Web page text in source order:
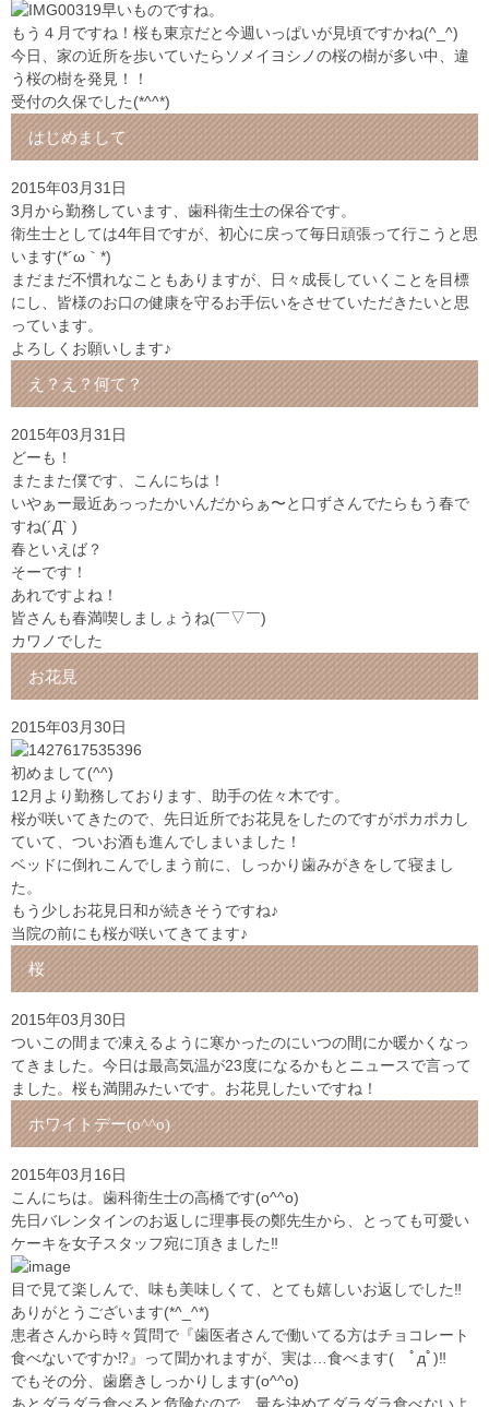
早いものですね。
もう４月ですね！桜も東京だと今週いっぱいが見頃ですかね(^_^)
今日、家の近所を歩いていたらソメイヨシノの桜の樹が多い中、違
う桜の樹を発見！！
受付の久保でした(*^^*)
はじめまして
2015年03月31日
3月から勤務しています、歯科衛生士の保谷です。
衛生士としては4年目ですが、初心に戻って毎日頑張って行こうと思
います(*´ω｀*)
まだまだ不慣れなこともありますが、日々成長していくことを目標
にし、皆様のお口の健康を守るお手伝いをさせていただきたいと思
っています。
よろしくお願いします♪
え？え？何て？
2015年03月31日
どーも！
またまた僕です、こんにちは！
いやぁー最近あっったかいんだからぁ〜と口ずさんでたらもう春で
すね(´Д` )
春といえば？
そーです！
あれですよね！
皆さんも春満喫しましょうね(￣▽￣)
カワノでした
お花見
2015年03月30日
初めまして(^^)
12月より勤務しております、助手の佐々木です。
桜が咲いてきたので、先日近所でお花見をしたのですがポカポカし
ていて、ついお酒も進んでしまいました！
ベッドに倒れこんでしまう前に、しっかり歯みがきをして寝まし
た。
もう少しお花見日和が続きそうですね♪
当院の前にも桜が咲いてきてます♪
桜
2015年03月30日
ついこの間まで凍えるように寒かったのにいつの間にか暖かくなっ
てきました。今日は最高気温が23度になるかもとニュースで言って
ました。桜も満開みたいです。お花見したいですね！
ホワイトデー(o^^o)
2015年03月16日
こんにちは。歯科衛生士の高橋です(o^^o)
先日バレンタインのお返しに理事長の鄭先生から、とっても可愛い
ケーキを女子スタッフ宛に頂きました‼︎
目で見て楽しんで、味も美味しくて、とても嬉しいお返しでした‼︎
ありがとうございます(*^_^*)
患者さんから時々質問で『歯医者さんで働いてる方はチョコレート
食べないですか⁉︎』って聞かれますが、実は…食べます( ﾟдﾟ)‼︎
でもその分、歯磨きしっかりします(o^^o)